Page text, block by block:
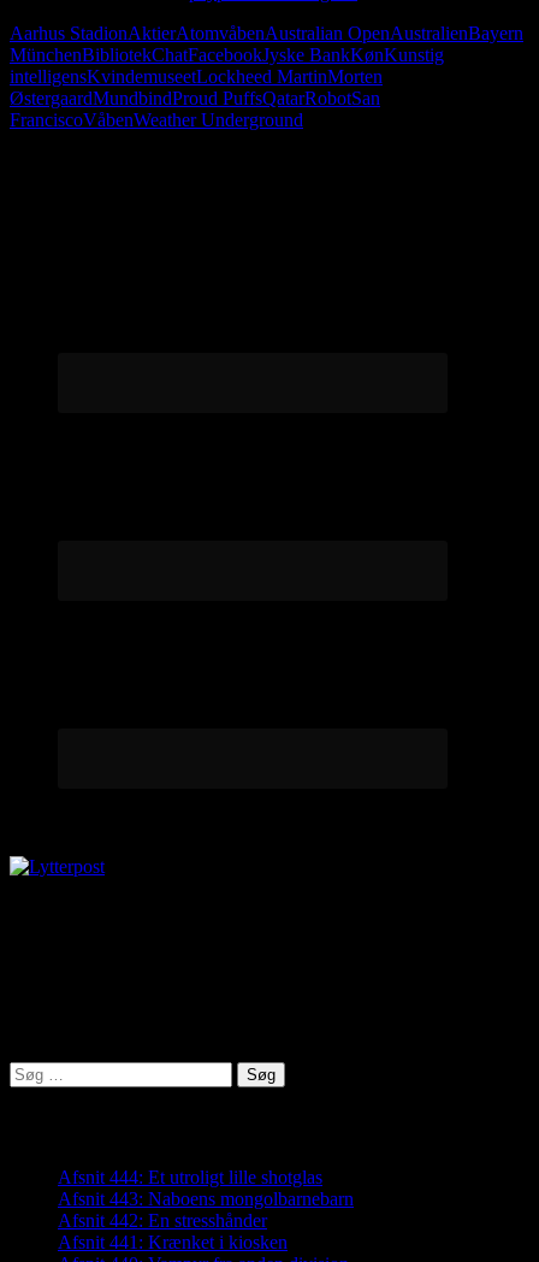
Aarhus StadionAktierAtomvåbenAustralian OpenAustralienBayern
MünchenBibliotekChatFacebookJyske BankKønKunstig
intelligensKvindemuseetLockheed MartinMorten
ØstergaardMundbindProud PuffsQatarRobotSan
FranciscoVåbenWeather Underground
Søg
efter:
Afsnit 444: Et utroligt lille shotglas
Afsnit 443: Naboens mongolbarnebarn
Afsnit 442: En stresshånder
Afsnit 441: Krænket i kiosken